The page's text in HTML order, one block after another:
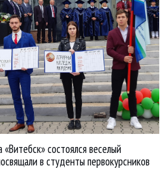
«Витебск» состоялся веселый
в студенты первокурсников